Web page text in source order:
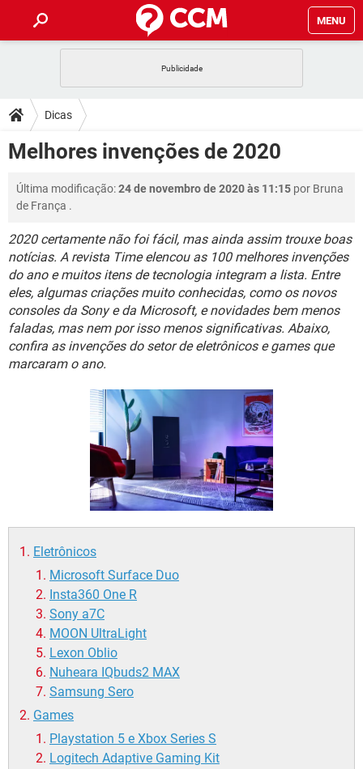
MENU
CELULAR
OUTLOOK EXCEL
GUIA DE COMPRAS
DICAS
JOGOS
CELULAR FACEBOOK
OUTLOOK EXCEL
GUIA DE COMPRAS
DOWNLOADS
CELULAR
INSTAGRAM GMAIL
GUIA DE COMPRAS
FÓRUM
CELULAR FACEBOOK
OUTLOOK EXCEL
INSTAGRAM GMAIL
GUIA DE COMPRAS
JOGOS WHATSAPP
CELULAR FACEBOOK
OUTLOOK EXCEL
INSTAGRAM GMAIL
GUIA DE COMPRAS
Dicas
Melhores invenções de 2020
Última modificação:24 de novembro de 2020 às 11:15 por Bruna
de França .
2020 certamente não foi fácil, mas ainda assim trouxe boas
notícias. A revista Time elencou as 100 melhores invenções
do ano e muitos itens de tecnologia integram a lista. Entre
eles, algumas criações muito conhecidas, como os novos
consoles da Sony e da Microsoft, e novidades bem menos
faladas, mas nem por isso menos significativas. Abaixo,
confira as invenções do setor de eletrônicos e games que
marcaram o ano.
Eletrônicos
Microsoft Surface Duo
Insta360 One R
Sony a7C
MOON UltraLight
Lexon Oblio
Nuheara IQbuds2 MAX
Samsung Sero
Games
Playstation 5 e Xbox Series S
Logitech Adaptive Gaming Kit